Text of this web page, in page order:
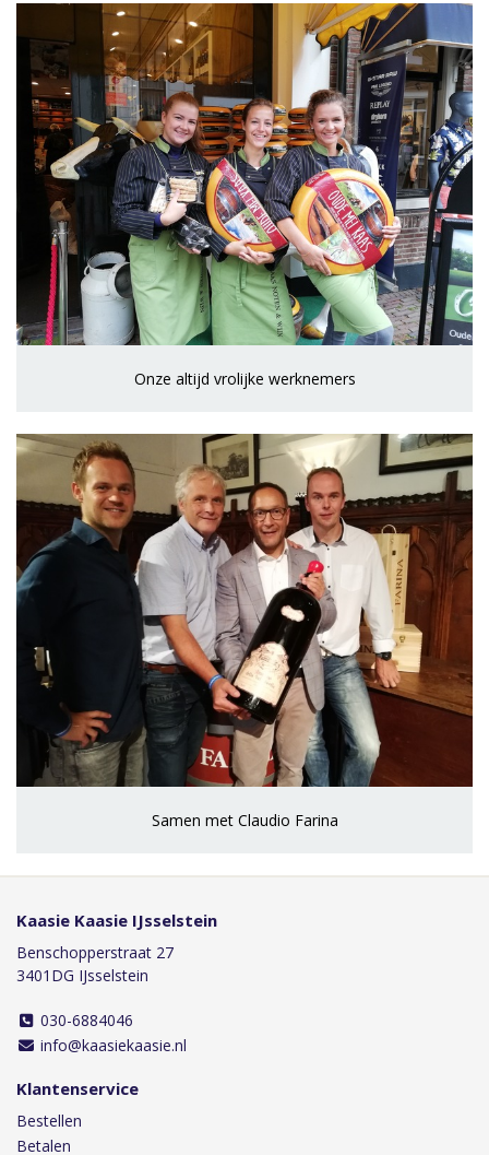
Onze altijd vrolijke werknemers
Samen met Claudio Farina
Kaasie Kaasie IJsselstein
Benschopperstraat 27
3401DG IJsselstein
030-6884046
info@kaasiekaasie.nl
Klantenservice
Bestellen
Betalen